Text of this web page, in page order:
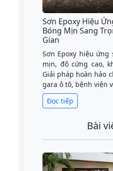
Sơn Epoxy Hiệu
Bóng Mịn Sang
Gian
Sơn Epoxy hiệu
mịn, độ cứng cao,
Giải pháp hoàn hảo
gara ô tô, bệnh viện
Đọc tiếp
Bài